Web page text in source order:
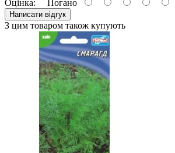
Оцінка: Погано
Написати відгук
З цим товаром також купують